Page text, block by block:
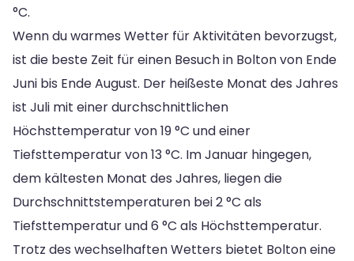
°C.
Wenn du warmes Wetter für Aktivitäten bevorzugst,
ist die beste Zeit für einen Besuch in Bolton von Ende
Juni bis Ende August. Der heißeste Monat des Jahres
ist Juli mit einer durchschnittlichen
Höchsttemperatur von 19 °C und einer
Tiefsttemperatur von 13 °C. Im Januar hingegen,
dem kältesten Monat des Jahres, liegen die
Durchschnittstemperaturen bei 2 °C als
Tiefsttemperatur und 6 °C als Höchsttemperatur.
Trotz des wechselhaften Wetters bietet Bolton eine